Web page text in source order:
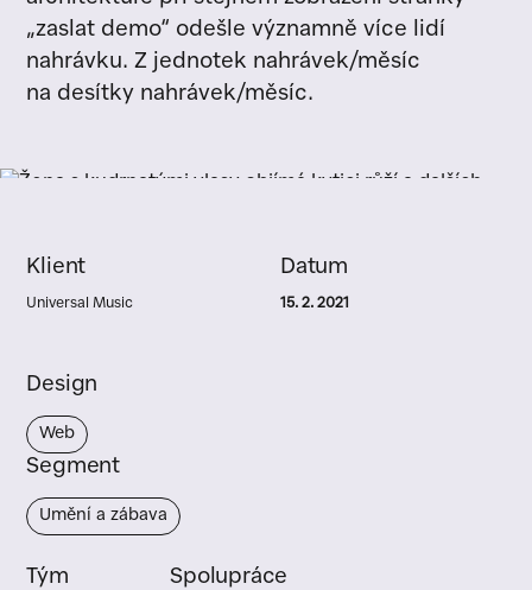
„zaslat demo“ odešle významně více lidí
nahrávku. Z jednotek nahrávek/měsíc
na desítky nahrávek/měsíc.
Klient
Universal Music
Datum
15. 2. 2021
Design
Web
Segment
Umění a zábava
Tým Spolupráce